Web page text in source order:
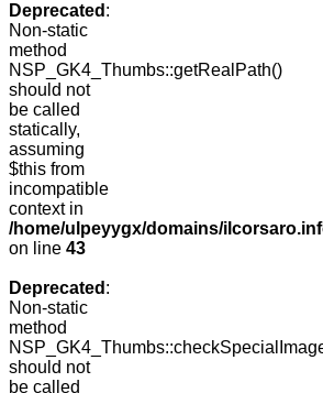
Deprecated :
Non-static
method
NSP_GK4_Thumbs::getRealPath()
should not
be called
statically,
assuming
$this from
incompatible
context in
/home/ulpeyygx/domains/
on line 43
Deprecated :
Non-static
method
should not
be called